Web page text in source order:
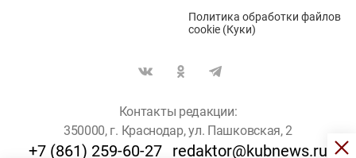
Политика обработки файлов
cookie (Куки)
Контакты редакции:
350000, г. Краснодар, ул. Пашковская, 2
+7 (861) 259-60-27 redaktor@kubnews.ru